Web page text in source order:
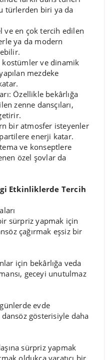
türlerden biri ya da
ve en çok tercih edilen
ya da modern
kostümler ve dinamik
mezdeke
Özellikle bekârlığa
zenne dansçıları,
bir atmosfer isteyenler
enerji katar.
ve konseptlere
özel şovlar da
Etkinliklerde Tercih
sürpriz yapmak için
çağırmak eşsiz bir
için bekârlığa veda
geceyi unutulmaz
evde
gösterisiyle daha
sürpriz yapmak